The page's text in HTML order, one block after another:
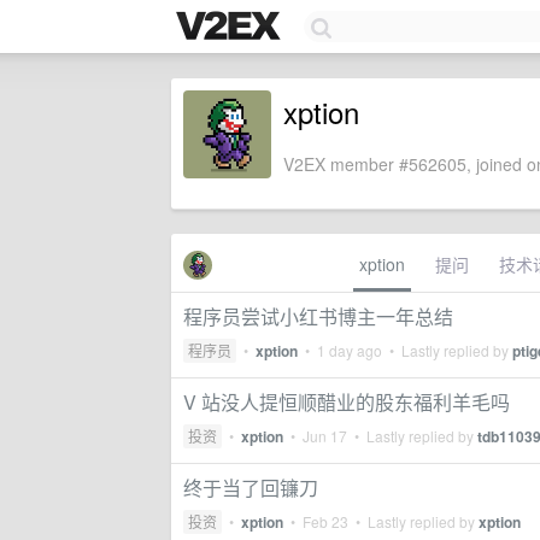
xption
V2EX member #562605, joined
xption 提问 技术
程序员尝试小红书博主一年总结
程序员 • xption • 1 day ago • Lastly replied by
V 站没人提恒顺醋业的股东福利羊毛吗
投资 • xption • Jun 17 • Lastly replied by
终于当了回镰刀
投资 • xption • Feb 23 • Lastly replied byxption